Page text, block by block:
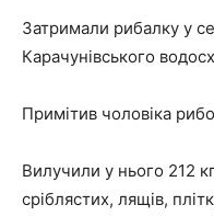
Затримали рибалку у
Карачунівського
Примітив чоловіка
Вилучили у нього 212
сріблястих, лящів,